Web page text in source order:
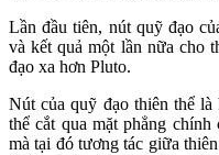
Lần đầu tiên, nút quỹ đạo
và kết quả một lần nữa cho
đạo xa hơn Pluto.
Nút của quỹ đạo thiên thể
thể cắt qua mặt phẳng
mà tại đó tương tác giữa